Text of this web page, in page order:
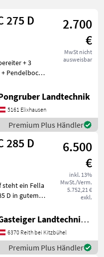
Filter
275 D
2.700
€
MwSt nicht
ausweisbar
+ 3
Pendelbock
+ Gelenkwelle
verwendet +
unter Dach +
Landtechnik
5161 Elixhausen
Premium Plus Händler
285 D
6.500
€
inkl. 13%
MwSt./Verm.
5.752,21 €
exkl.
steht ein Fella
D in gutem
Gasteiger Landtechnik GmbH
6370 Reith bei Kitzbühel
Premium Plus Händler